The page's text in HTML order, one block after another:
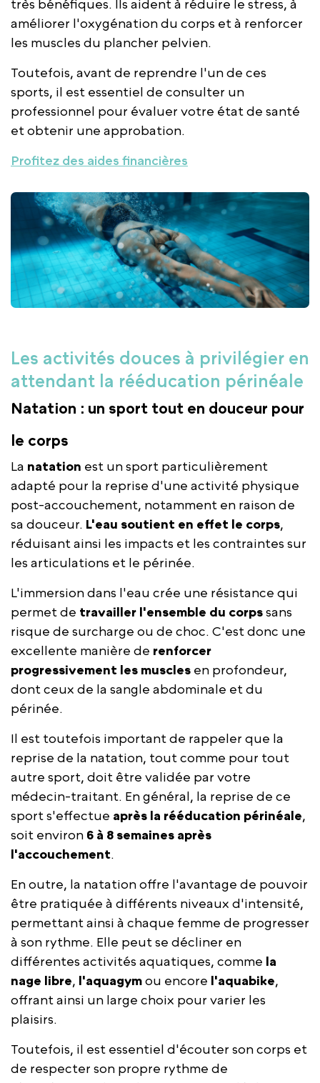
très bénéfiques. Ils aident à réduire le stress, à
améliorer l'oxygénation du corps et à renforcer
les muscles du plancher pelvien.
Toutefois, avant de reprendre l'un de ces
sports, il est essentiel de consulter un
professionnel pour évaluer votre état de santé
et obtenir une approbation.
Profitez des aides financières
Les activités douces à privilégier en
attendant la rééducation périnéale
Natation : un sport tout en douceur pour
le corps
La natation est un sport particulièrement
adapté pour la reprise d'une activité physique
post-accouchement, notamment en raison de
sa douceur. L'eau soutient en effet le corps,
réduisant ainsi les impacts et les contraintes sur
les articulations et le périnée.
L'immersion dans l'eau crée une résistance qui
permet de travailler l'ensemble du corpssans
risque de surcharge ou de choc. C'est donc une
excellente manière de renforcer
progressivement les muscles en profondeur,
dont ceux de la sangle abdominale et du
périnée.
Il est toutefois important de rappeler que la
reprise de la natation, tout comme pour tout
autre sport, doit être validée par votre
médecin-traitant. En général, la reprise de ce
sport s'effectue après la rééducation périnéale,
soit environ 6 à 8 semaines après
l'accouchement.
En outre, la natation offre l'avantage de pouvoir
être pratiquée à différents niveaux d'intensité,
permettant ainsi à chaque femme de progresser
à son rythme. Elle peut se décliner en
différentes activités aquatiques, comme la
nage libre, l'aquagymou encore l'aquabike,
offrant ainsi un large choix pour varier les
plaisirs.
Toutefois, il est essentiel d'écouter son corps et
de respecter son propre rythme de